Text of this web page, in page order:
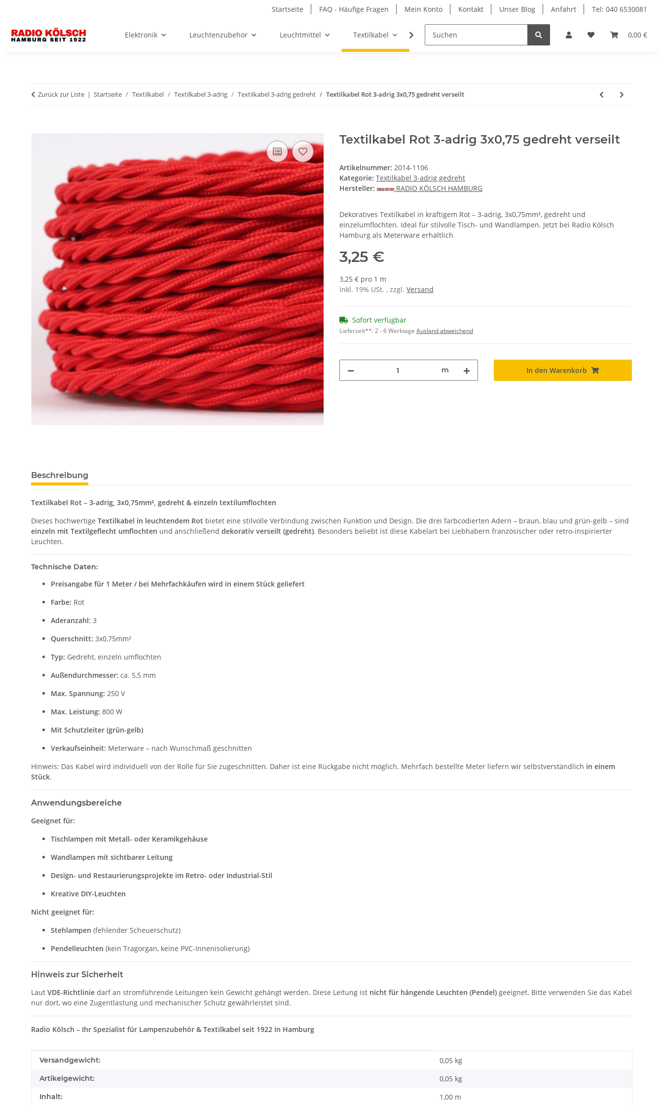
Startseite FAQ - Häufige Fragen Mein Konto Kontakt Unser Blog Anfahrt Tel: 040 6530081
0,00 €
Elektronik Leuchtenzubehör Leuchtmittel Textilkabel Möbel-Ersatzteile
Zurück zur Liste Startseite Textilkabel Textilkabel 3-adrig Textilkabel 3-adrig gedreht Textilkabel Rot 3-adrig 3x0,75 gedreht verseilt
Textilkabel Rot 3-adrig 3x0,75 gedreht verseilt
Artikelnummer: 2014-1106
Kategorie: Textilkabel 3-adrig gedreht
Hersteller:
RADIO KÖLSCH HAMBURG
Dekoratives Textilkabel in kräftigem Rot – 3-adrig, 3x0,75mm², gedreht und
einzelumflochten. Ideal für stilvolle Tisch- und Wandlampen. Jetzt bei Radio Kölsch
Hamburg als Meterware erhältlich
3,25 €
3,25 € pro 1 m
inkl. 19% USt. , zzgl. Versand
Sofort verfügbar
Lieferzeit**:2 - 6 Werktage Ausland abweichend
m In den Warenkorb
Beschreibung
Textilkabel Rot – 3-adrig, 3x0,75mm², gedreht & einzeln textilumflochten
Dieses hochwertige Textilkabel in leuchtendem Rot bietet eine stilvolle Verbindung zwischen Funktion und Design. Die drei farbcodierten Adern – braun, blau und grün-gelb – sind
einzeln mit Textilgeflecht umflochten und anschließend dekorativ verseilt (gedreht). Besonders beliebt ist diese Kabelart bei Liebhabern französischer oder retro-inspirierter
Leuchten.
Technische Daten:
Preisangabe für 1 Meter / bei Mehrfachkäufen wird in einem Stück geliefert
Farbe: Rot
Aderanzahl: 3
Querschnitt: 3x0,75mm²
Typ: Gedreht, einzeln umflochten
Außendurchmesser: ca. 5,5 mm
Max. Spannung: 250 V
Max. Leistung: 800 W
Mit Schutzleiter (grün-gelb)
Verkaufseinheit: Meterware – nach Wunschmaß geschnitten
Hinweis: Das Kabel wird individuell von der Rolle für Sie zugeschnitten. Daher ist eine Rückgabe nicht möglich. Mehrfach bestellte Meter liefern wir selbstverständlich in einem
Stück.
Anwendungsbereiche
Geeignet für:
Tischlampen mit Metall- oder Keramikgehäuse
Wandlampen mit sichtbarer Leitung
Design- und Restaurierungsprojekte im Retro- oder Industrial-Stil
Kreative DIY-Leuchten
Nicht geeignet für:
Stehlampen (fehlender Scheuerschutz)
Pendelleuchten (kein Tragorgan, keine PVC-Innenisolierung)
Hinweis zur Sicherheit
Laut VDE-Richtlinie darf an stromführende Leitungen kein Gewicht gehängt werden. Diese Leitung ist nicht für hängende Leuchten (Pendel) geeignet. Bitte verwenden Sie das Kabel
nur dort, wo eine Zugentlastung und mechanischer Schutz gewährleistet sind.
Radio Kölsch – Ihr Spezialist für Lampenzubehör & Textilkabel seit 1922 in Hamburg
Produkteigenschaft
Wert
Versandgewicht: 0,05 kg
Artikelgewicht: 0,05 kg
Inhalt: 1,00 m